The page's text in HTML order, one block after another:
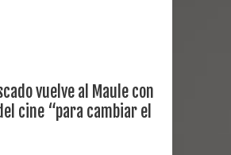
desarrollará jornada de
vuelve al Maule con
cine “para cambiar el